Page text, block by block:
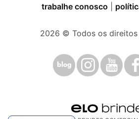
trabalhe conosco
2026 © Todos os direitos